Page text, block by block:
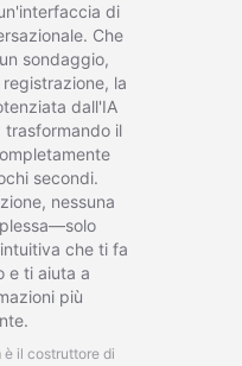
di
Che
sondaggio,
la
dall'IA
trasformando il
secondi.
nessuna
che ti fa
e ti aiuta a
più
è il costruttore di